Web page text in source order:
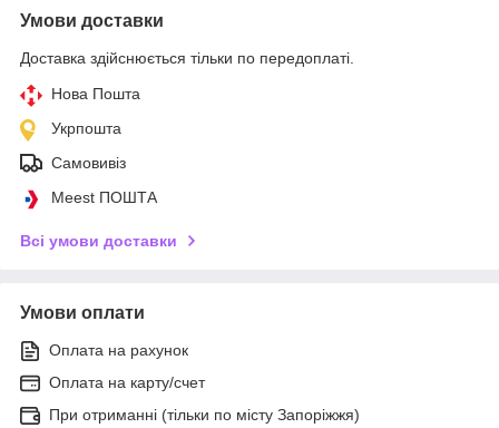
Умови доставки
Доставка здійснюється тільки по передоплаті.
Нова Пошта
Укрпошта
Самовивіз
Meest ПОШТА
Всі умови доставки
Умови оплати
Оплата на рахунок
Оплата на карту/счет
При отриманні (тільки по місту Запоріжжя)